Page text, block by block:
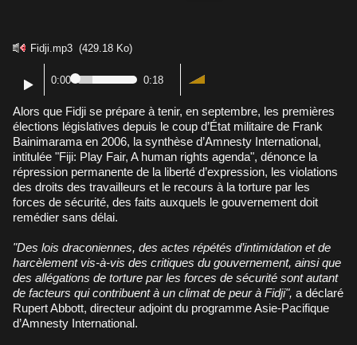
Fidji.mp3 (429.18 Ko)
0:00 0:18
Alors que Fidji se prépare à tenir, en septembre, les premières
élections législatives depuis le coup d’État militaire de Frank
Bainimarama en 2006, la synthèse d’Amnesty International,
intitulée "Fiji: Play Fair, A human rights agenda", dénonce la
répression permanente de la liberté d’expression, les violations
des droits des travailleurs et le recours à la torture par les
forces de sécurité, des faits auxquels le gouvernement doit
remédier sans délai.
"Des lois draconiennes, des actes répétés d’intimidation et de
harcèlement vis-à-vis des critiques du gouvernement, ainsi que
des allégations de torture par les forces de sécurité sont autant
de facteurs qui contribuent à un climat de peur à Fidji", a déclaré
Rupert Abbott, directeur adjoint du programme Asie-Pacifique
d’Amnesty International.